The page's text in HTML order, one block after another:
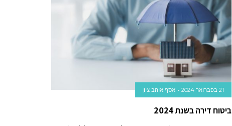
21 בפברואר 2024 אסף אוהב ציון
ביטוח דירה בשנת 2024